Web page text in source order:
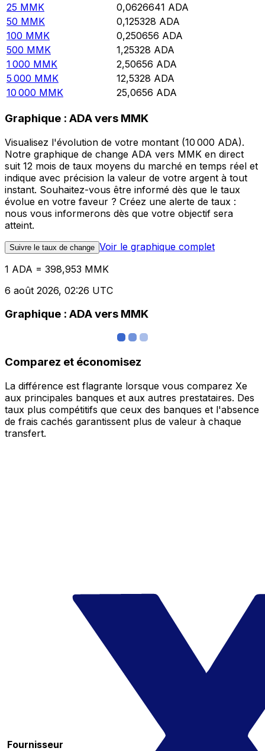
25 MMK 0,0626641 ADA
50 MMK 0,125328 ADA
100 MMK 0,250656 ADA
500 MMK 1,25328 ADA
1 000 MMK 2,50656 ADA
5 000 MMK 12,5328 ADA
10 000 MMK 25,0656 ADA
Graphique : ADA vers MMK
Visualisez l'évolution de votre montant (10 000 ADA).
Notre graphique de change ADA vers MMK en direct
suit 12 mois de taux moyens du marché en temps réel et
indique avec précision la valeur de votre argent à tout
instant. Souhaitez-vous être informé dès que le taux
évolue en votre faveur ? Créez une alerte de taux :
nous vous informerons dès que votre objectif sera
atteint.
Suivre le taux de change Voir le graphique complet
1 ADA = 398,953 MMK
6 août 2026, 02:26 UTC
Graphique : ADA vers MMK
Comparez et économisez
La différence est flagrante lorsque vous comparez Xe
aux principales banques et aux autres prestataires. Des
taux plus compétitifs que ceux des banques et l'absence
de frais cachés garantissent plus de valeur à chaque
transfert.
Fournisseur